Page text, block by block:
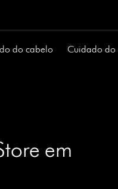
do cabelo Cuidado do
em